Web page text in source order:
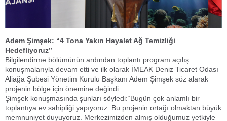
Adem Şimşek: “4 Tona Yakın Hayalet Ağ Temizliği
Hedefliyoruz”
Bilgilendirme bölümünün ardından toplantı program açılış
konuşmalarıyla devam etti ve ilk olarak İMEAK Deniz Ticaret Odası
Aliağa Şubesi Yönetim Kurulu Başkanı Adem Şimşek söz alarak
projenin bölge için önemine değindi.
Şimşek konuşmasında şunları söyledi:“Bugün çok anlamlı bir
toplantıya ev sahipliği yapıyoruz. Bu projenin ortağı olmaktan büyük
memnuniyet duyuyoruz. Merkezimizden almış olduğumuz yetkiyle